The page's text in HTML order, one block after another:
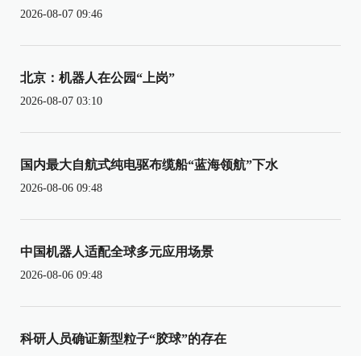
2026-08-07 09:46
北京：机器人在公园“上岗”
2026-08-07 03:10
国内最大自航式纯电驱布缆船“蓝海领航”下水
2026-08-06 09:48
中国机器人适配全球多元应用场景
2026-08-06 09:48
科研人员确证新型粒子“胶球”的存在